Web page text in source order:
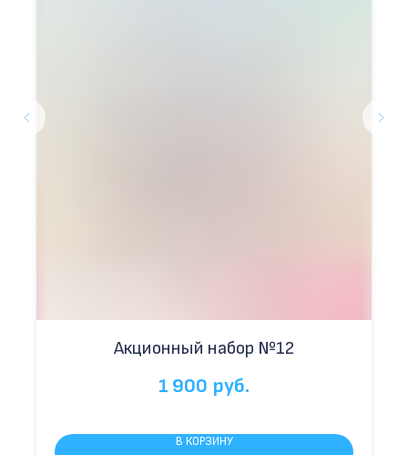
Акционный набор №12
1 900 руб.
В КОРЗИНУ